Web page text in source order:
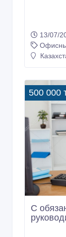
13/07/
500 000
С